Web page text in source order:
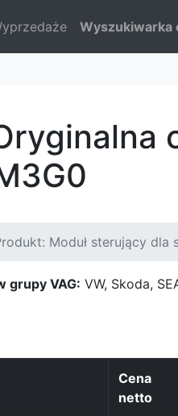
Wyszukiwarka
Moduł sterujący dla
grupy VAG: VW, Skoda,
Cena
netto